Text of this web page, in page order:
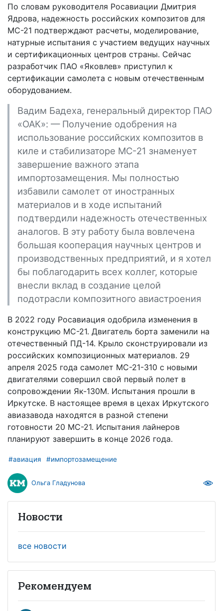
По словам руководителя Росавиации Дмитрия
Ядрова, надежность российских композитов для
МС-21 подтверждают расчеты, моделирование,
натурные испытания с участием ведущих научных
и сертификационных центров страны. Сейчас
разработчик ПАО «Яковлев» приступил к
сертификации самолета с новым отечественным
оборудованием.
Вадим Бадеха, генеральный директор ПАО
«ОАК»: — Получение одобрения на
использование российских композитов в
киле и стабилизаторе МС-21 знаменует
завершение важного этапа
импортозамещения. Мы полностью
избавили самолет от иностранных
материалов и в ходе испытаний
подтвердили надежность отечественных
аналогов. В эту работу была вовлечена
большая кооперация научных центров и
производственных предприятий, и я хотел
бы поблагодарить всех коллег, которые
внесли вклад в создание целой
подотрасли композитного авиастроения
В 2022 году Росавиация одобрила изменения в
конструкцию МС-21. Двигатель борта заменили на
отечественный ПД-14. Крыло сконструировали из
российских композиционных материалов. 29
апреля 2025 года самолет МС-21-310 с новыми
двигателями совершил свой первый полет в
сопровождении Як-130М. Испытания прошли в
Иркутске. В настоящее время в цехах Иркутского
авиазавода находятся в разной степени
готовности 20 МС-21. Испытания лайнеров
планируют завершить в конце 2026 года.
#авиация #импортозамещение
Ольга Гладунова
Новости
все новости
Рекомендуем